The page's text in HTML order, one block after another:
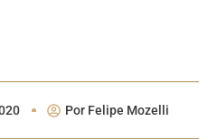
Por Felipe Mozelli